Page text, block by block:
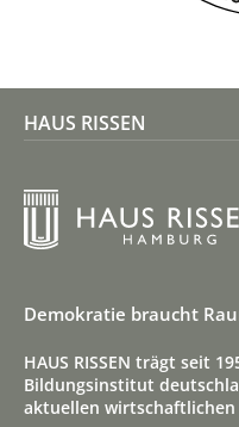
HAUS RISSEN
Demokratie braucht
HAUS RISSEN trägt seit
Bildungs­institut
aktuellen